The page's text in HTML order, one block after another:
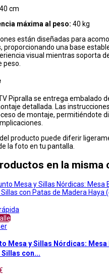
40 cm
máxima al peso: 40 kg
están diseñadas para
proporcionando una base
visual mientras soporta
peso.
Pipralla se entrega embalado
detallada. Las
de montaje, permitiéndote
del producto puede diferir
la foto en tu pantalla.
en la misma
Mesa y Sillas Nórdicas: Mesa
Sillas con...